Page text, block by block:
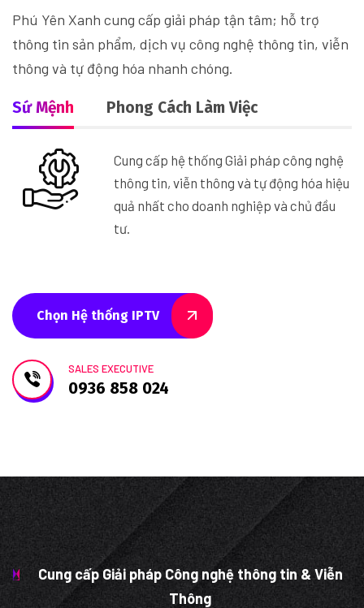
Phú Yên Xanh cung cấp giải pháp tận tâm; hỗ trợ
thông tin sản phẩm, dịch vụ công nghệ thông tin, viễn
thông và tự động hóa nhanh chóng.
Sứ Mệnh Phong Cách Làm Việc
Cung cấp hệ thống Giải pháp công nghệ
thông tin, viễn thông và tự động hóa hiệu
quả nhất cho doanh nghiệp và chủ đầu
tư.
Chọn Hệ thống IPTV
SALES EXECUTIVE
0936 858 024
Cung cấp Giải pháp Công nghệ thông tin & Viễn
Thông